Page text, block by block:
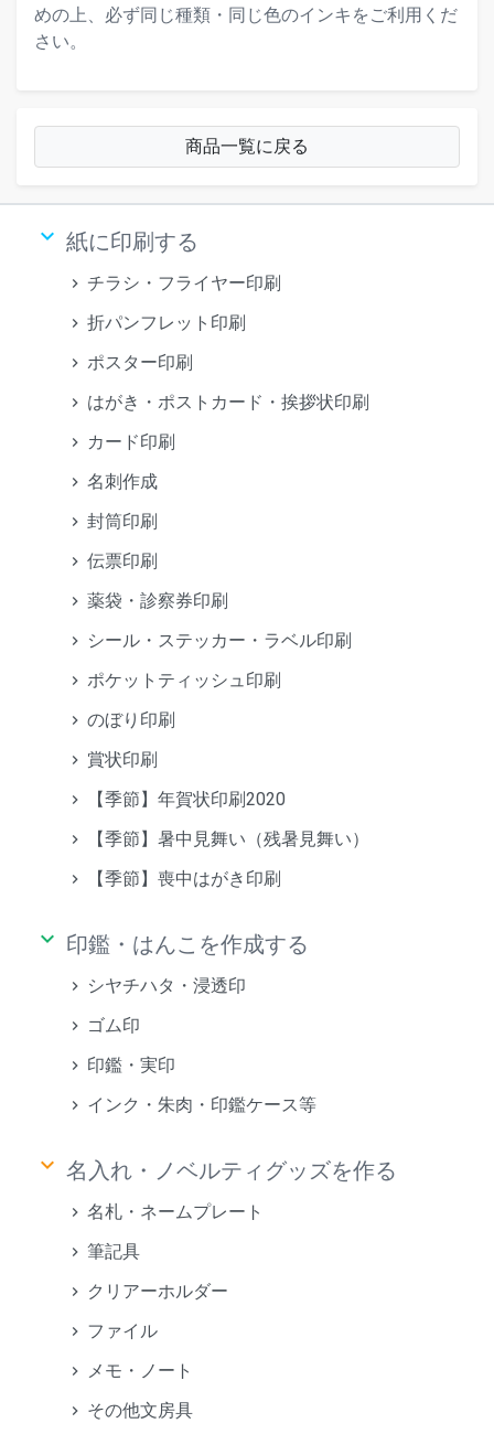
めの上、必ず同じ種類・同じ色のインキをご利用くだ
さい。
商品一覧に戻る
keyboard_arrow_down 紙に印刷する
チラシ・フライヤー印刷
折パンフレット印刷
ポスター印刷
はがき・ポストカード・挨拶状印刷
カード印刷
名刺作成
封筒印刷
伝票印刷
薬袋・診察券印刷
シール・ステッカー・ラベル印刷
ポケットティッシュ印刷
のぼり印刷
賞状印刷
【季節】年賀状印刷2020
【季節】暑中見舞い（残暑見舞い）
【季節】喪中はがき印刷
keyboard_arrow_down 印鑑・はんこを作成する
シヤチハタ・浸透印
ゴム印
印鑑・実印
インク・朱肉・印鑑ケース等
keyboard_arrow_down 名入れ・ノベルティグッズを作る
名札・ネームプレート
筆記具
クリアーホルダー
ファイル
メモ・ノート
その他文房具